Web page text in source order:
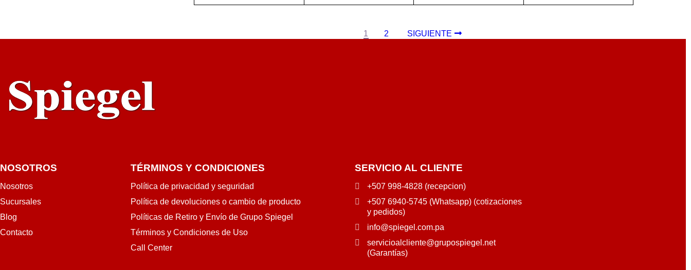
AÑADIR AL C
VISTA
AÑADIR AL C
VISTA
AÑADIR AL C
VISTA
AÑADIR AL C
VISTA
1
2 SIGUIENTE
NOSOTROS
Nosotros
Sucursales
Blog
Contacto
TÉRMINOS Y CONDICIONES
Política de privacidad y seguridad
Política de devoluciones o cambio de producto
Políticas de Retiro y Envío de Grupo Spiegel
Términos y Condiciones de Uso
Call Center
SERVICIO AL CLIENTE
+507 998-4828 (recepcion)
+507 6940-5745 (Whatsapp) (cotizaciones
y pedidos)
info@spiegel.com.pa
servicioalcliente@grupospiegel.net
(Garantías)